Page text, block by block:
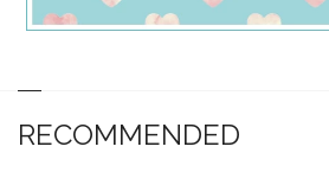
RECOMMENDED